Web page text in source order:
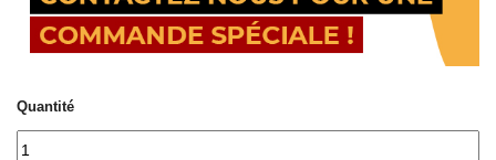
Quantité